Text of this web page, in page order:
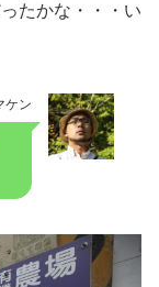
たかな・・・い
ケン